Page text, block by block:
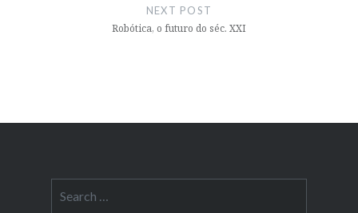
NEXT POST
Robótica, o futuro do séc. XXI
for: